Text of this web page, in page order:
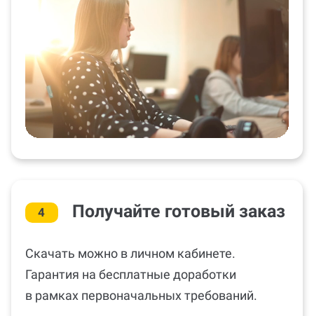
4 Получайте готовый заказ
Скачать можно в личном кабинете.
Гарантия на бесплатные доработки
в рамках первоначальных требований.